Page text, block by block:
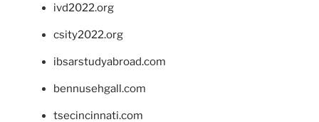
ivd2022.org
csity2022.org
ibsarstudyabroad.com
bennusehgall.com
tsecincinnati.com